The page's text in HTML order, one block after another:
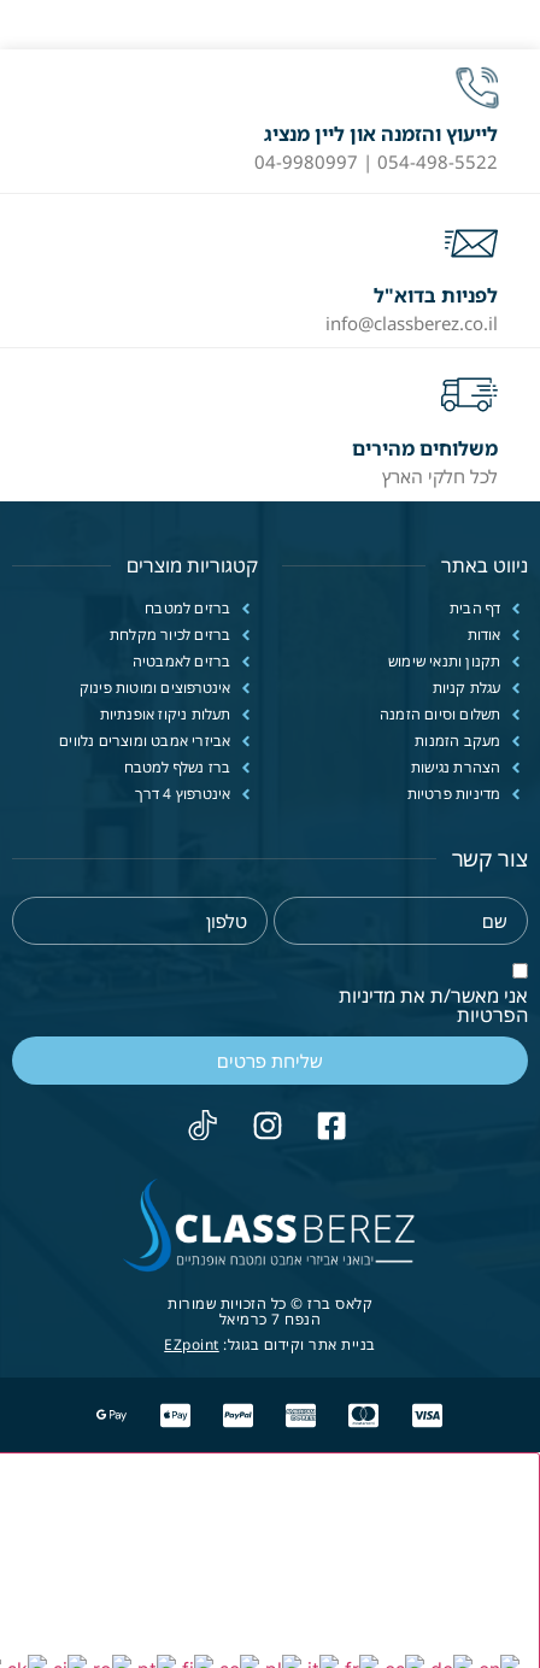
לייעוץ והזמנה און ליין מנציג
054-498-5522 | 04-9980997
לפניות בדוא"ל
info@classberez.co.il
משלוחים מהירים
לכל חלקי הארץ
ניווט באתר
דף הבית
אודות
תקנון ותנאי שימוש
עגלת קניות
תשלום וסיום הזמנה
מעקב הזמנות
הצהרת נגישות
מדיניות פרטיות
קטגוריות מוצרים
ברזים למטבח
ברזים לכיור מקלחת
ברזים לאמבטיה
אינטרפוצים ומוטות פינוק
תעלות ניקוז אופנתיות
אביזרי אמבט ומוצרים נלווים
ברז נשלף למטבח
אינטרפוץ 4 דרך
צור קשר
אני מאשר/ת את מדיניות
הפרטיות
שליחת פרטים
קלאס ברז © כל הזכויות שמורות
הנפח 7 כרמיאל
בניית אתר וקידום בגוגל: EZpoint